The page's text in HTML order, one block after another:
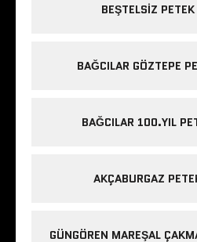
BEŞTELSIZ
BAĞCILAR GÖZTEPE
BAĞCILAR 100.YIL
AKÇABURGAZ
GÜNGÖREN MAREŞAL